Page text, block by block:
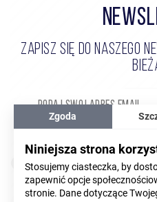
ZAPISZ SIĘ DO NASZEGO
Wyrażam zgodę na
(CZYTAJ WIĘCEJ)
Akceptujęregulamin
Zgoda
Niniejsza strona
Stosujemy ciasteczka, by
zapewnić opcje
stronie. Dane dotyczące